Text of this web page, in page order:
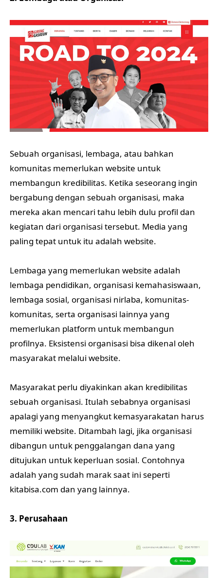
Sebuah organisasi, lembaga, atau bahkan
komunitas memerlukan website untuk
membangun kredibilitas. Ketika seseorang ingin
bergabung dengan sebuah organisasi, maka
mereka akan mencari tahu lebih dulu profil dan
kegiatan dari organisasi tersebut. Media yang
paling tepat untuk itu adalah website.
Lembaga yang memerlukan website adalah
lembaga pendidikan, organisasi kemahasiswaan,
lembaga sosial, organisasi nirlaba, komunitas-
komunitas, serta organisasi lainnya yang
memerlukan platform untuk membangun
profilnya. Eksistensi organisasi bisa dikenal oleh
masyarakat melalui website.
Masyarakat perlu diyakinkan akan kredibilitas
sebuah organisasi. Itulah sebabnya organisasi
apalagi yang menyangkut kemasyarakatan harus
memiliki website. Ditambah lagi, jika organisasi
dibangun untuk penggalangan dana yang
ditujukan untuk keperluan sosial. Contohnya
adalah yang sudah marak saat ini seperti
kitabisa.com dan yang lainnya.
3. Perusahaan